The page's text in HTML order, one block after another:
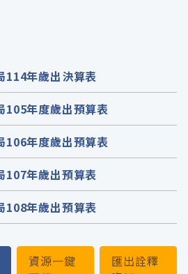
資源一鍵
匯出詮釋
114年歲出決算表
105年度歲出預算表
106年度歲出預算表
107年歲出預算表
108年歲出預算表